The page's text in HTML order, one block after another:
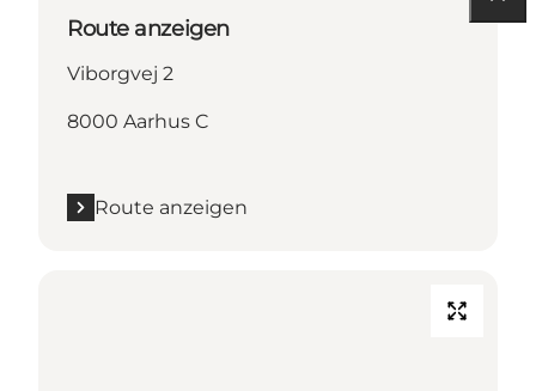
Route anzeigen
Viborgvej 2
8000 Aarhus C
Route anzeigen